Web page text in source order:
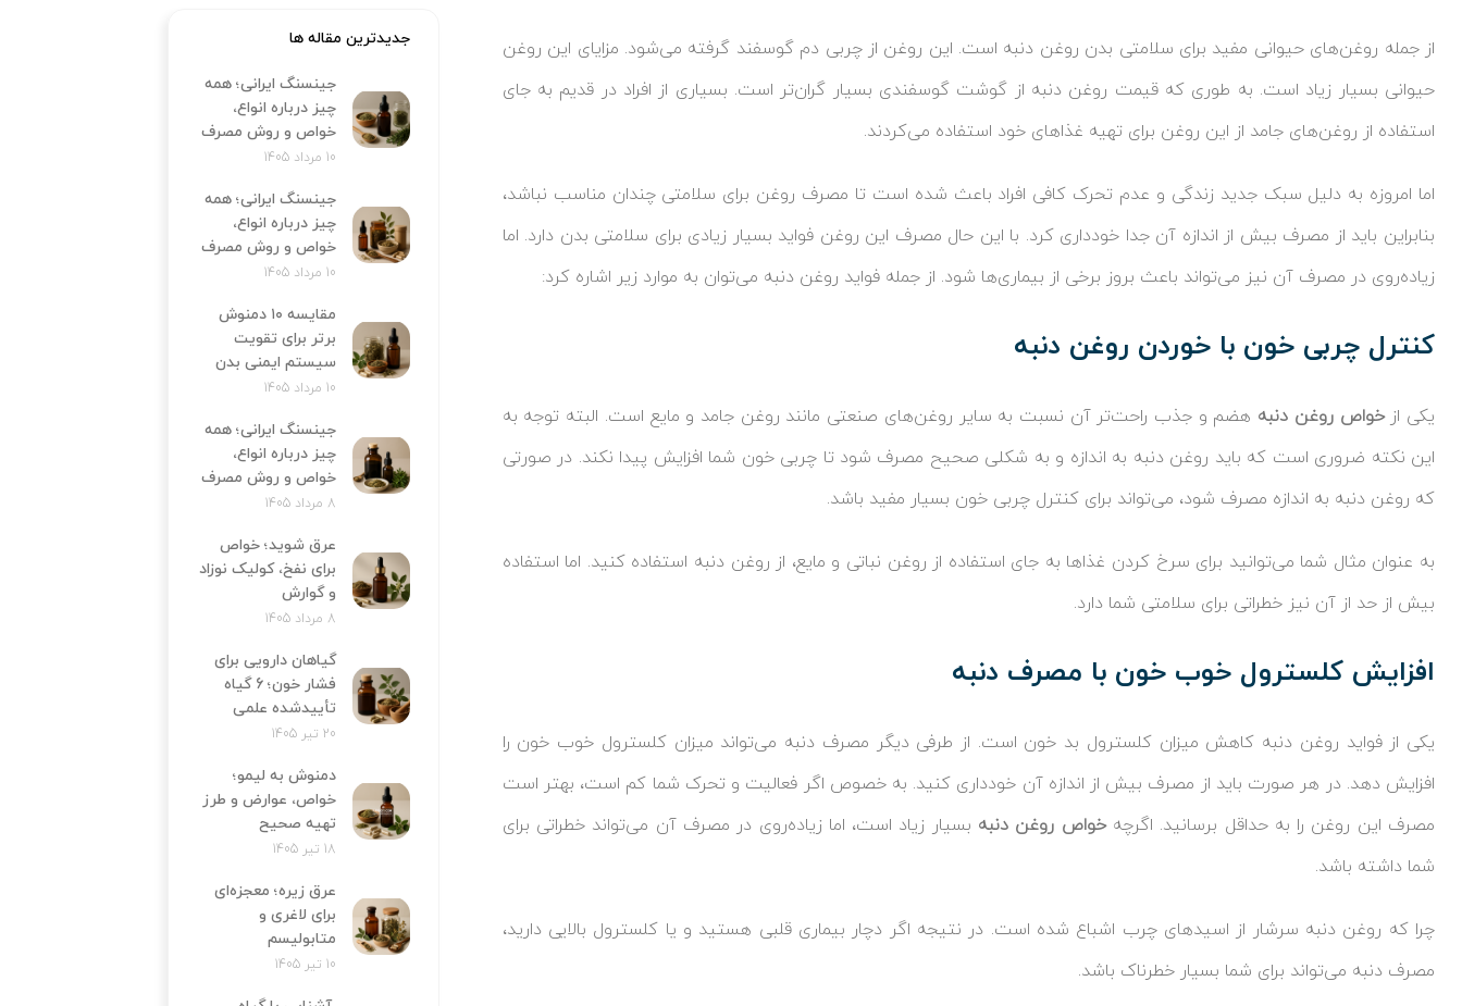
از جمله روغن‌های حیوانی مفید برای سلامتی بدن روغن دنبه است. این روغن از چربی دم گوسفند گرفته می‌شود. مزایای این روغن
حیوانی بسیار زیاد است. به طوری که قیمت روغن دنبه از گوشت گوسفندی بسیار گران‌تر است. بسیاری از افراد در قدیم به جای
استفاده از روغن‌های جامد از این روغن برای تهیه غذاهای خود استفاده می‌کردند.
اما امروزه به دلیل سبک جدید زندگی و عدم تحرک کافی افراد باعث شده است تا مصرف روغن برای سلامتی چندان مناسب نباشد،
بنابراین باید از مصرف بیش از اندازه آن جدا خودداری کرد. با این حال مصرف این روغن فواید بسیار زیادی برای سلامتی بدن دارد. اما
زیاده‌روی در مصرف آن نیز می‌تواند باعث بروز برخی از بیماری‌ها شود. از جمله فواید روغن دنبه می‌توان به موارد زیر اشاره کرد:
کنترل چربی خون با خوردن روغن دنبه
یکی ازخواص روغن دنبه هضم و جذب راحت‌تر آن نسبت به سایر روغن‌های صنعتی مانند روغن جامد و مایع است. البته توجه به
این نکته ضروری است که باید روغن دنبه به اندازه و به شکلی صحیح مصرف شود تا چربی خون شما افزایش پیدا نکند. در صورتی
که روغن دنبه به اندازه مصرف شود، می‌تواند برای کنترل چربی خون بسیار مفید باشد.
به عنوان مثال شما می‌توانید برای سرخ کردن غذاها به جای استفاده از روغن نباتی و مایع، از روغن دنبه استفاده کنید. اما استفاده
بیش از حد از آن نیز خطراتی برای سلامتی شما دارد.
افزایش کلسترول خوب خون با مصرف دنبه
یکی از فواید روغن دنبه کاهش میزان کلسترول بد خون است. از طرفی دیگر مصرف دنبه می‌تواند میزان کلسترول خوب خون را
افزایش دهد. در هر صورت باید از مصرف بیش از اندازه آن خودداری کنید. به خصوص اگر فعالیت و تحرک شما کم است، بهتر است
مصرف این روغن را به حداقل برسانید. اگرچهخواص روغن دنبه بسیار زیاد است، اما زیاده‌روی در مصرف آن می‌تواند خطراتی برای
شما داشته باشد.
چرا که روغن دنبه سرشار از اسیدهای چرب اشباع شده است. در نتیجه اگر دچار بیماری قلبی هستید و یا کلسترول بالایی دارید،
مصرف دنبه می‌تواند برای شما بسیار خطرناک باشد.
جدیدترین مقاله ها
جینسنگ ایرانی؛ همه
چیز درباره انواع،
خواص و روش مصرف
10 مرداد 1405
جینسنگ ایرانی؛ همه
چیز درباره انواع،
خواص و روش مصرف
10 مرداد 1405
مقایسه ۱۰ دمنوش
برتر برای تقویت
سیستم ایمنی بدن
10 مرداد 1405
جینسنگ ایرانی؛ همه
چیز درباره انواع،
خواص و روش مصرف
8 مرداد 1405
عرق شوید؛ خواص
برای نفخ، کولیک نوزاد
و گوارش
8 مرداد 1405
گیاهان دارویی برای
فشار خون؛ 6 گیاه
تأییدشده علمی
20 تیر 1405
دمنوش به لیمو؛
خواص، عوارض و طرز
تهیه صحیح
18 تیر 1405
عرق زیره؛ معجزه‌ای
برای لاغری و
متابولیسم
10 تیر 1405